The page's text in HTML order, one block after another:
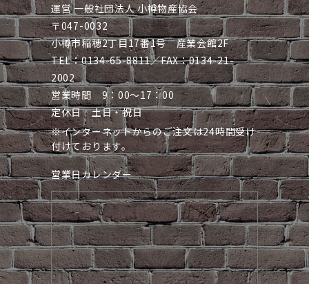
運営 一般社団法人 小樽物産協会
〒047-0032
小樽市稲穂2丁目17番1号 産業会館2F
TEL：0134-65-8811／FAX：0134-21-
2002
営業時間 9：00～17：00
定休日 土日・祝日
※インターネットからのご注文は24時間受け
付けております。
営業日カレンダー